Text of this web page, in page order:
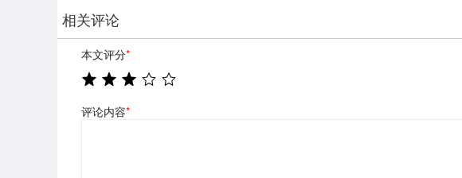
相关评论
本文评分*
评论内容*